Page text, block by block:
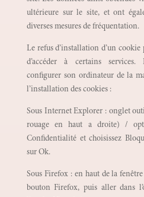
ultérieure sur le site, et ont
diverses mesures de fréquentation.
Le refus d’installation d’un
d’accéder à certains services.
configurer son ordinateur de la
l’installation des cookies :
Sous Internet Explorer : onglet
rouage en haut a droite) /
Confidentialité et choisissez
sur Ok.
Sous Firefox : en haut de la
bouton Firefox, puis aller dans